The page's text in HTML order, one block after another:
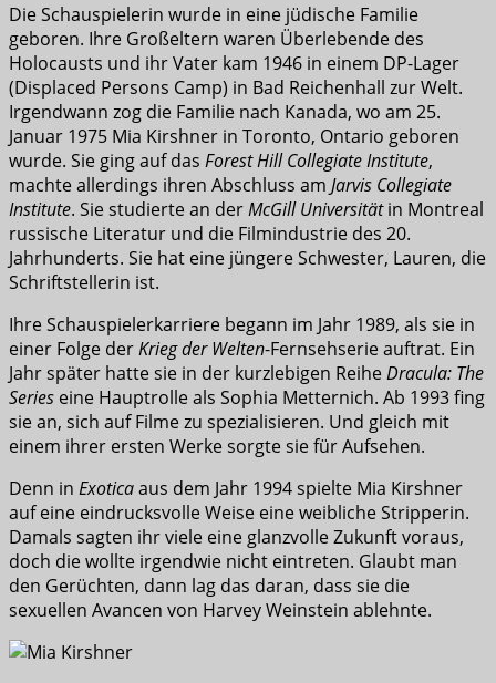
Die Schauspielerin wurde in eine jüdische Familie
geboren. Ihre Großeltern waren Überlebende des
Holocausts und ihr Vater kam 1946 in einem DP-Lager
(Displaced Persons Camp) in Bad Reichenhall zur Welt.
Irgendwann zog die Familie nach Kanada, wo am 25.
Januar 1975 Mia Kirshner in Toronto, Ontario geboren
wurde. Sie ging auf das Forest Hill Collegiate Institute,
machte allerdings ihren Abschluss am Jarvis Collegiate
Institute. Sie studierte an derMcGill Universitätin Montreal
russische Literatur und die Filmindustrie des 20.
Jahrhunderts. Sie hat eine jüngere Schwester, Lauren, die
Schriftstellerin ist.
Ihre Schauspielerkarriere begann im Jahr 1989, als sie in
einer Folge derKrieg der Welten-Fernsehserie auftrat. Ein
Jahr später hatte sie in der kurzlebigen ReiheDracula: The
Series eine Hauptrolle als Sophia Metternich. Ab 1993 fing
sie an, sich auf Filme zu spezialisieren. Und gleich mit
einem ihrer ersten Werke sorgte sie für Aufsehen.
Denn in Exoticaaus dem Jahr 1994 spielte Mia Kirshner
auf eine eindrucksvolle Weise eine weibliche Stripperin.
Damals sagten ihr viele eine glanzvolle Zukunft voraus,
doch die wollte irgendwie nicht eintreten. Glaubt man
den Gerüchten, dann lag das daran, dass sie die
sexuellen Avancen von Harvey Weinstein ablehnte.